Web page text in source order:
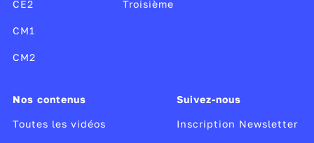
CE2
CM1
CM2
Troisième
Nos contenus
Toutes les vidéos
Suivez-nous
Inscription Newsletter